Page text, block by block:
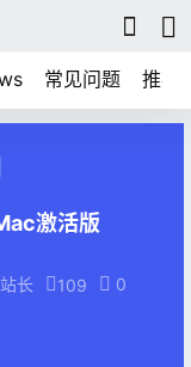
常见问题 推荐
激活版
站长 109 0